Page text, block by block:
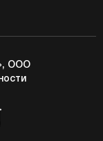
ООО